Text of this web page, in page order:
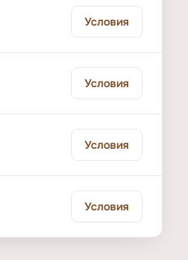
Условия
Условия
Условия
Условия